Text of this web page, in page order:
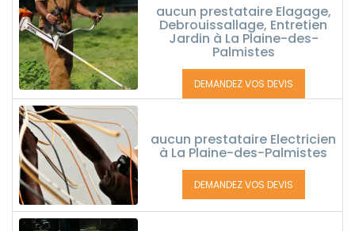
aucun prestataire Elagage,
Debrouissallage, Entretien
Jardin à La Plaine-des-
Palmistes
DEMANDEZ VOS DEVIS
aucun prestataire Electricien
à La Plaine-des-Palmistes
DEMANDEZ VOS DEVIS